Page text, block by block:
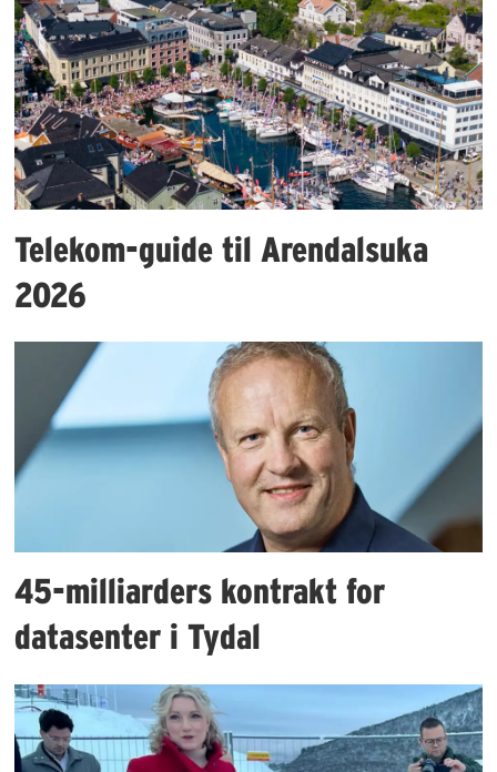
Telekom-guide til Arendalsuka
2026
45-milliarders kontrakt for
datasenter i Tydal